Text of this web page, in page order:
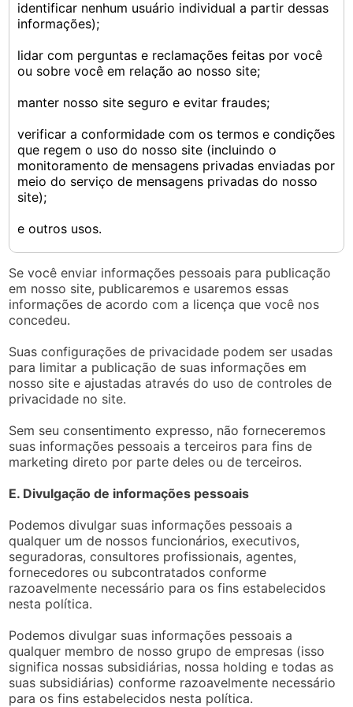
identificar nenhum usuário individual a partir dessas
informações);
lidar com perguntas e reclamações feitas por você
ou sobre você em relação ao nosso site;
manter nosso site seguro e evitar fraudes;
verificar a conformidade com os termos e condições
que regem o uso do nosso site (incluindo o
monitoramento de mensagens privadas enviadas por
meio do serviço de mensagens privadas do nosso
site);
e outros usos.
Se você enviar informações pessoais para publicação
em nosso site, publicaremos e usaremos essas
informações de acordo com a licença que você nos
concedeu.
Suas configurações de privacidade podem ser usadas
para limitar a publicação de suas informações em
nosso site e ajustadas através do uso de controles de
privacidade no site.
Sem seu consentimento expresso, não forneceremos
suas informações pessoais a terceiros para fins de
marketing direto por parte deles ou de terceiros.
E. Divulgação de informações pessoais
Podemos divulgar suas informações pessoais a
qualquer um de nossos funcionários, executivos,
seguradoras, consultores profissionais, agentes,
fornecedores ou subcontratados conforme
razoavelmente necessário para os fins estabelecidos
nesta política.
Podemos divulgar suas informações pessoais a
qualquer membro de nosso grupo de empresas (isso
significa nossas subsidiárias, nossa holding e todas as
suas subsidiárias) conforme razoavelmente necessário
para os fins estabelecidos nesta política.